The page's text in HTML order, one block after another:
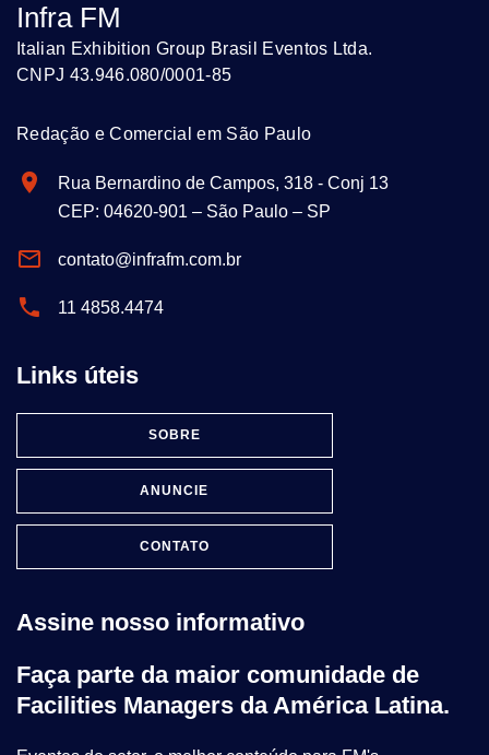
Infra FM
Italian Exhibition Group Brasil Eventos Ltda.
CNPJ 43.946.080/0001-85
Redação e Comercial em São Paulo
Rua Bernardino de Campos, 318 - Conj 13
CEP: 04620-901 – São Paulo – SP
contato@infrafm.com.br
11 4858.4474
Links úteis
SOBRE
ANUNCIE
CONTATO
Assine nosso informativo
Faça parte da maior comunidade de
Facilities Managers da América Latina.